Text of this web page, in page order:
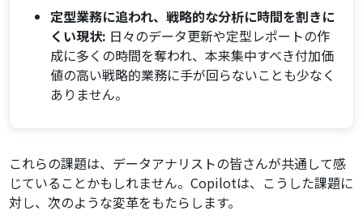
定型業務に追われ、戦略的な分析に時間を割きに
くい現状: 日々のデータ更新や定型レポートの作
成に多くの時間を奪われ、本来集中すべき付加価
値の高い戦略的業務に手が回らないことも少なく
ありません。
これらの課題は、データアナリストの皆さんが共通して感
じていることかもしれません。Copilotは、こうした課題に
対し、次のような変革をもたらします。